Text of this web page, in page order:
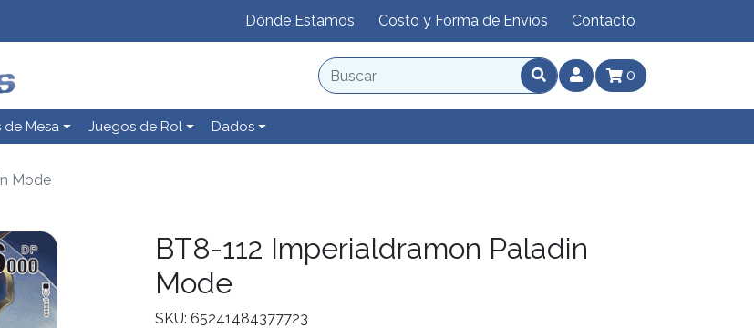
Dónde Estamos Costo y Forma de Envíos Contacto
0
de Mesa Juegos de Rol Dados
Mode
BT8-112 Imperialdramon Paladin
Mode
SKU: 65241484377723